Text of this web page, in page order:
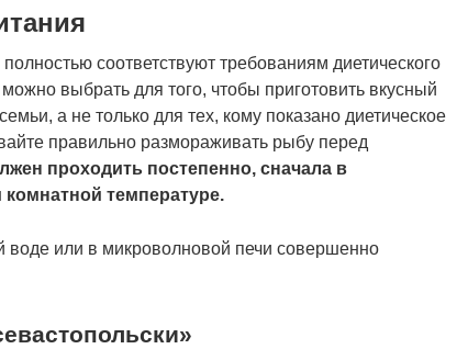
соответствуют требованиям диетического
выбрать для того, чтобы приготовить вкусный
а не только для тех, кому показано диетическое
правильно размораживать рыбу перед
проходить постепенно, сначала в
температуре.
воде или в микроволновой печи совершенно